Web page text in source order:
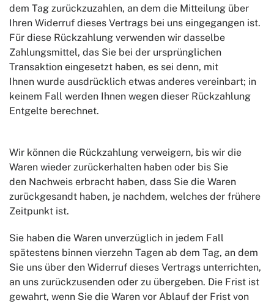
dem Tag zurückzuzahlen, an dem die Mitteilung über
Ihren Widerruf dieses Vertrags bei uns eingegangen ist.
Für diese Rückzahlung verwenden wir dasselbe
Zahlungsmittel, das Sie bei der ursprünglichen
Transaktion eingesetzt haben, es sei denn, mit
Ihnen wurde ausdrücklich etwas anderes vereinbart; in
keinem Fall werden Ihnen wegen dieser Rückzahlung
Entgelte berechnet.
Wir können die Rückzahlung verweigern, bis wir die
Waren wieder zurückerhalten haben oder bis Sie
den Nachweis erbracht haben, dass Sie die Waren
zurückgesandt haben, je nachdem, welches der frühere
Zeitpunkt ist.
Sie haben die Waren unverzüglich in jedem Fall
spätestens binnen vierzehn Tagen ab dem Tag, an dem
Sie uns über den Widerruf dieses Vertrags unterrichten,
an uns zurückzusenden oder zu übergeben. Die Frist ist
gewahrt, wenn Sie die Waren vor Ablauf der Frist von